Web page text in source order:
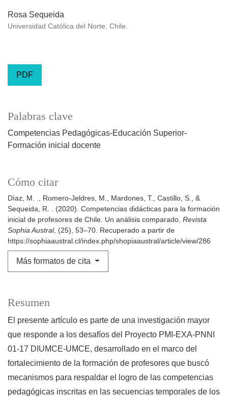
Rosa Sequeida
Universidad Católica del Norte, Chile.
PDF
Palabras clave
Competencias Pedagógicas-Educación Superior-
Formación inicial docente
Cómo citar
Díaz, M. ., Romero-Jeldres, M., Mardones, T., Castillo, S., &
Sequeida, R. . (2020). Competencias didácticas para la formación
inicial de profesores de Chile. Un análisis comparado. Revista
Sophia Austral, (25), 53–70. Recuperado a partir de
https://sophiaaustral.cl/index.php/shopiaaustral/article/view/286
Más formatos de cita
Resumen
El presente artículo es parte de una investigación mayor
que responde a los desafíos del Proyecto PMI-EXA-PNNI
01-17 DIUMCE-UMCE, desarrollado en el marco del
fortalecimiento de la formación de profesores que buscó
mecanismos para respaldar el logro de las competencias
pedagógicas inscritas en las secuencias temporales de los